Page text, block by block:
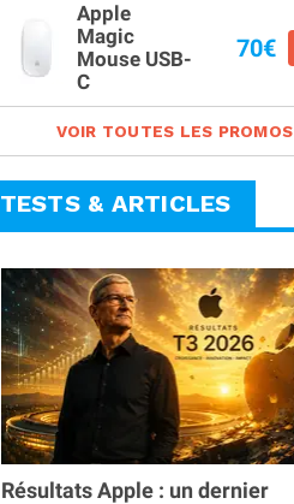
Apple
Magic
Mouse USB-
C
70€
VOIR TOUTES LES PROMOS
TESTS & ARTICLES
Résultats Apple : un dernier